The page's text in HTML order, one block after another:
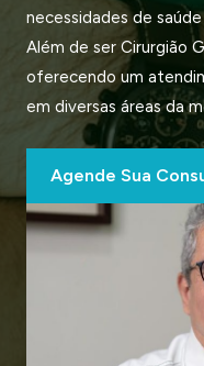
necessidades de
Além de ser Cirurgião
oferecendo um
em diversas áreas da
Agende Sua